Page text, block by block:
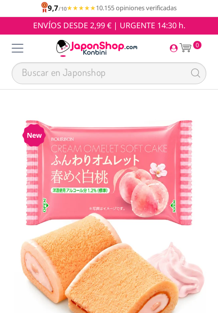
9,7/10★★★★★
★★★★★10.155 opiniones verificadas
ENVÍOS DESDE 2,99 € | URGENTE 14:30 h.
0
New